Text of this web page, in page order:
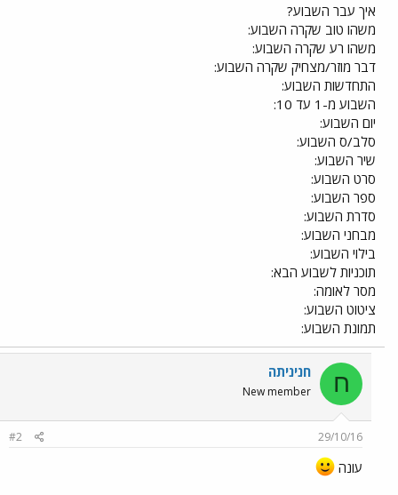
איך עבר השבוע?
משהו טוב שקרה השבוע:
משהו רע שקרה השבוע:
דבר מוזר/מצחיק שקרה השבוע:
התחדשות השבוע:
השבוע מ-1 עד 10:
יום השבוע:
סלב/ס השבוע:
שיר השבוע:
סרט השבוע:
ספר השבוע:
סדרת השבוע:
מבחני השבוע:
בילוי השבוע:
תוכניות לשבוע הבא:
מסר לאומה:
ציטוט השבוע:
תמונת השבוע:
ח חניניתה
New member
29/10/16
#2
עונה